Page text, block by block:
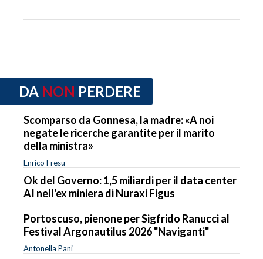
DA NON PERDERE
Scomparso da Gonnesa, la madre: «A noi
negate le ricerche garantite per il marito
della ministra»
Enrico Fresu
Ok del Governo: 1,5 miliardi per il data center
AI nell'ex miniera di Nuraxi Figus
Portoscuso, pienone per Sigfrido Ranucci al
Festival Argonautilus 2026 "Naviganti"
Antonella Pani